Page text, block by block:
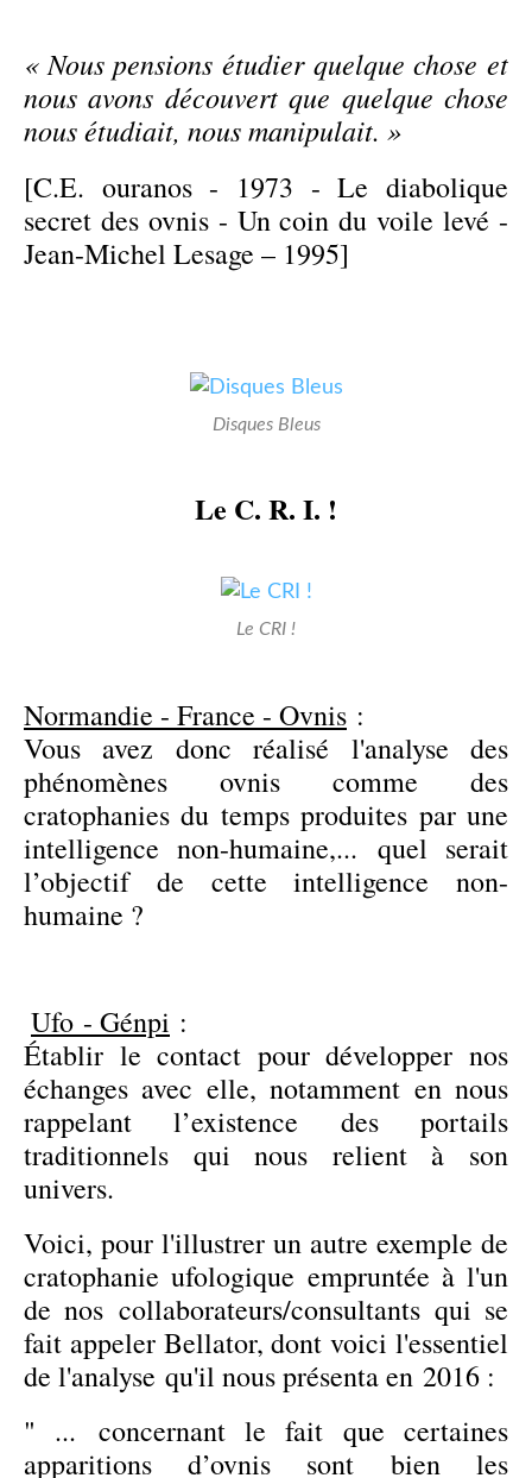
« Nous pensions étudier quelque chose et
nous avons découvert que quelque chose
nous étudiait, nous manipulait. »
[C.E. ouranos - 1973 - Le diabolique
secret des ovnis - Un coin du voile levé -
Jean-Michel Lesage – 1995]
Disques Bleus
Le C. R. I. !
Le CRI !
Normandie - France - Ovnis :
Vous avez donc réalisé l'analyse des
phénomènes ovnis comme des
cratophanies du temps produites par une
intelligence non-humaine,... quel serait
l’objectif de cette intelligence non-
humaine ?
Ufo - Génpi :
Établir le contact pour développer nos
échanges avec elle, notamment en nous
rappelant l’existence des portails
traditionnels qui nous relient à son
univers.
Voici, pour l'illustrer un autre exemple de
cratophanie ufologique empruntée à l'un
de nos collaborateurs/consultants qui se
fait appeler Bellator, dont voici l'essentiel
de l'analyse qu'il nous présenta en 2016 :
" ... concernant le fait que certaines
apparitions d’ovnis sont bien les